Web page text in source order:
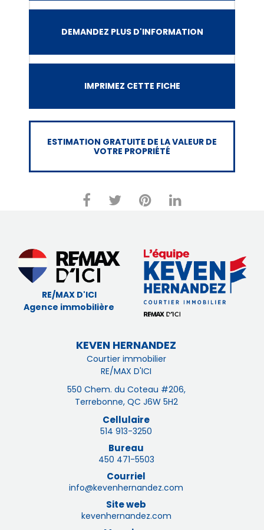
DEMANDEZ PLUS D'INFORMATION
IMPRIMEZ CETTE FICHE
ESTIMATION GRATUITE DE LA VALEUR DE
VOTRE PROPRIÉTÉ
RE/MAX D'ICI
Agence immobilière
KEVEN HERNANDEZ
Courtier immobilier
RE/MAX D'ICI
550 Chem. du Coteau #206,
Terrebonne, QC J6W 5H2
Cellulaire
514 913-3250
Bureau
450 471-5503
Courriel
info@kevenhernandez.com
Site web
kevenhernandez.com